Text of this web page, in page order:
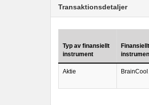
Transaktionsdetaljer
Typ av finansiellt
instrument
Finansiellt
Aktie BrainCool